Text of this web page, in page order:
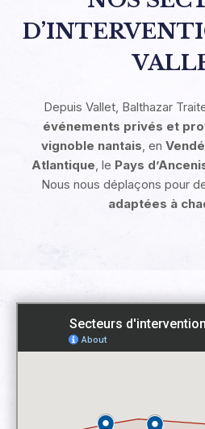
Depuis Vallet, Balthazar
événements privés et
vignoble nantais, en
Atlantique, le Pays
Nous nous déplaçons pour
adaptées à